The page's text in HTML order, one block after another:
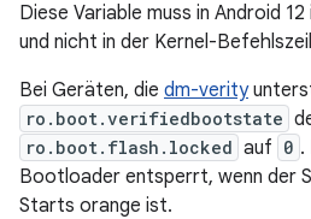
Diese Variable muss in Android
und nicht in der Kernel-
Bei Geräten, die dm-verity
ro.boot.verifiedbootstate
ro.boot.flash.locked auf 0 .
Bootloader entsperrt, wenn der
Starts orange ist.